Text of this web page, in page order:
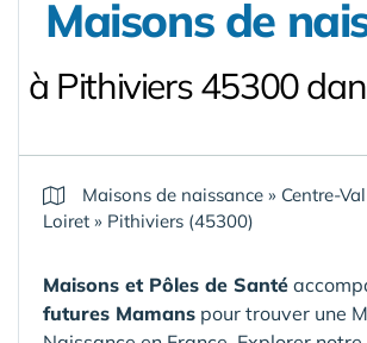
Maisons de
à Pithiviers 45300
Maisons de naissance » Centre-
Loiret » Pithiviers (45300)
Maisons et Pôles de Santé
futures Mamans pour trouver une